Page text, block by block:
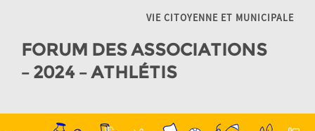
VIE CITOYENNE ET MUNICIPALE
FORUM DES ASSOCIATIONS
– 2024 – ATHLÉTIS